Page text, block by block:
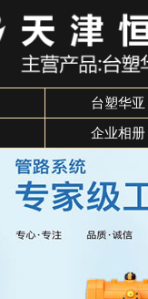
台塑华亚
企业相册